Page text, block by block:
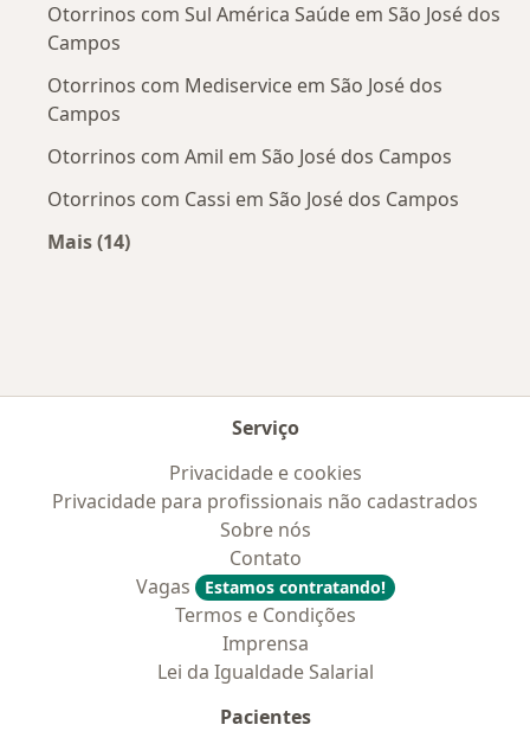
Otorrinos com Sul América Saúde em São José dos
Campos
Otorrinos com Mediservice em São José dos
Campos
Otorrinos com Amil em São José dos Campos
Otorrinos com Cassi em São José dos Campos
Mais (14)
Serviço
Privacidade e cookies
Privacidade para profissionais não cadastrados
Sobre nós
Contato
Vagas
Estamos contratando!
Termos e Condições
Imprensa
Lei da Igualdade Salarial
Pacientes